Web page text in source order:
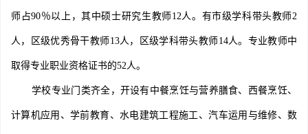
师占90％以上，其中硕士研究生教师12人。有市级学科带头教师2
人，区级优秀骨干教师13人，区级学科带头教师14人。专业教师中
取得专业职业资格证书的52人。
学校专业门类齐全，开设有中餐烹饪与营养膳食、西餐烹饪、
计算机应用、学前教育、水电建筑工程施工、汽车运用与维修、数